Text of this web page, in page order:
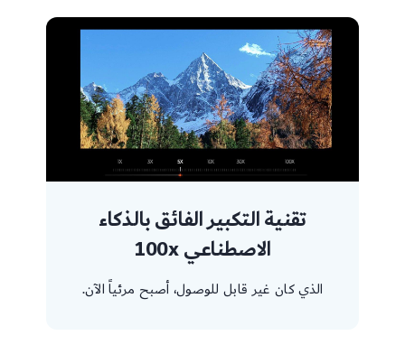
تقنية التكبير الفائق بالذكاء
الاصطناعي 100x
الذي كان غير قابل للوصول، أصبح مرئياً الآن.